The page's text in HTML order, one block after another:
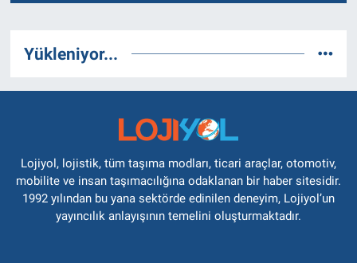
Yükleniyor...
Lojiyol, lojistik, tüm taşıma modları, ticari araçlar, otomotiv,
mobilite ve insan taşımacılığına odaklanan bir haber sitesidir.
1992 yılından bu yana sektörde edinilen deneyim, Lojiyol’un
yayıncılık anlayışının temelini oluşturmaktadır.